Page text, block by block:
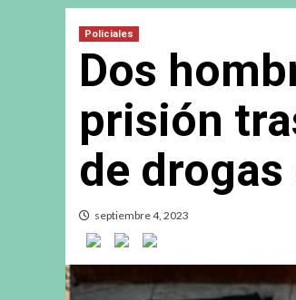
Policiales
Dos
prisión
de
septiembre 4, 2023